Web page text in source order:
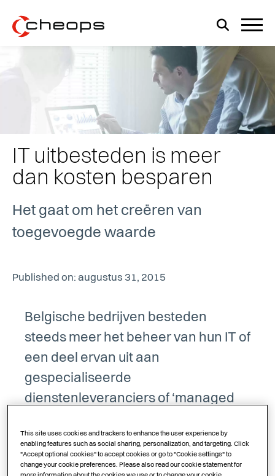
IT uitbesteden is meer
dan kosten besparen
Het gaat om het creëren van
toegevoegde waarde
Published on: augustus 31, 2015
Belgische bedrijven besteden
steeds meer het beheer van hun IT of
een deel ervan uit aan
gespecialiseerde
dienstenleveranciers of ‘managed
is het belangrijkste argument om dat
te doen het verlagen van kosten.
This site uses cookies and trackers to enhance the user experience by
enabling features such as social sharing, personalization, and targeting. Click
"Accept optional cookies" to accept cookies or go to "Cookie settings" to
change your cookie preferences. Please also read our cookie statement for